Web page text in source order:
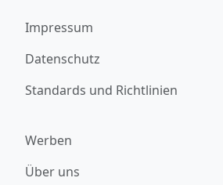
Impressum
Datenschutz
Standards und Richtlinien
Werben
Über uns